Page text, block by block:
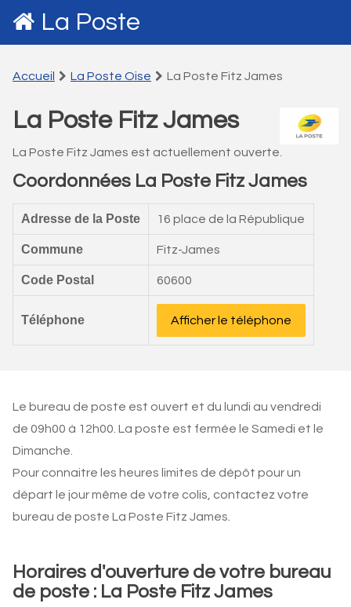
La Poste
Accueil La Poste Oise La Poste Fitz James
La Poste Fitz James
La Poste Fitz James est actuellement ouverte.
Coordonnées La Poste Fitz James
Adresse de la Poste 16 place de la République
Commune Fitz-James
Code Postal 60600
Téléphone Afficher le téléphone
Le bureau de poste est ouvert et du lundi au vendredi
de 09h00 à 12h00. La poste est fermée le Samedi et le
Dimanche.
Pour connaitre les heures limites de dépôt pour un
départ le jour même de votre colis, contactez votre
bureau de poste La Poste Fitz James.
Horaires d'ouverture de votre bureau
de poste : La Poste Fitz James